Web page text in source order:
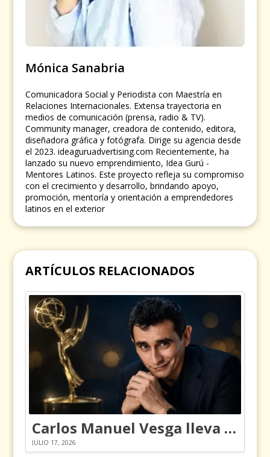
Mónica Sanabria
Comunicadora Social y Periodista con Maestría en
Relaciones Internacionales. Extensa trayectoria en
medios de comunicación (prensa, radio & TV).
Community manager, creadora de contenido, editora,
diseñadora gráfica y fotógrafa. Dirige su agencia desde
el 2023. ideaguruadvertising.com Recientemente, ha
lanzado su nuevo emprendimiento, Idea Gurú -
Mentores Latinos. Este proyecto refleja su compromiso
con el crecimiento y desarrollo, brindando apoyo,
promoción, mentoría y orientación a emprendedores
latinos en el exterior
ARTÍCULOS RELACIONADOS
Carlos Manuel Vesga lleva el nombre de Colombia a los Emmy
JULIO 17, 2026